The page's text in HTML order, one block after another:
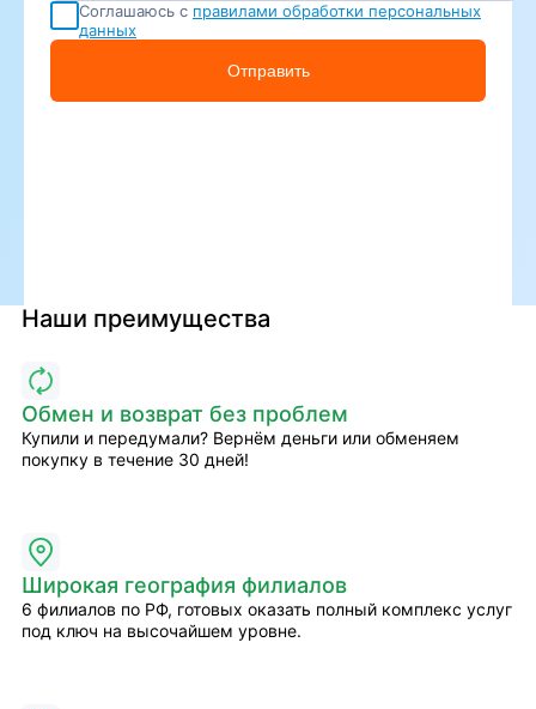
Соглашаюсь с правилами обработки персональных
данных
Отправить
Наши преимущества
Обмен и возврат без проблем
Купили и передумали? Вернём деньги или обменяем
покупку в течение 30 дней!
Широкая география филиалов
6 филиалов по РФ, готовых оказать полный комплекс услуг
под ключ на высочайшем уровне.